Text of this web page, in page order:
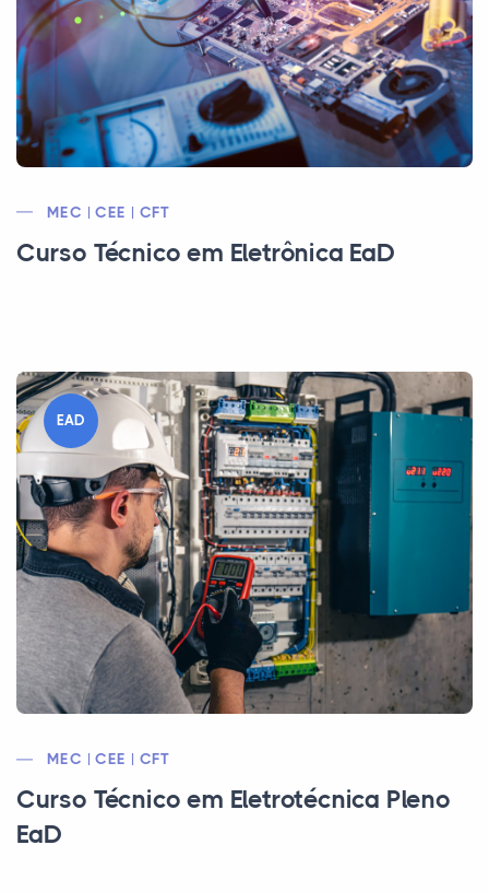
MEC | CEE | CFT
Curso Técnico em Eletrônica EaD
EAD
MEC | CEE | CFT
Curso Técnico em Eletrotécnica Pleno
EaD